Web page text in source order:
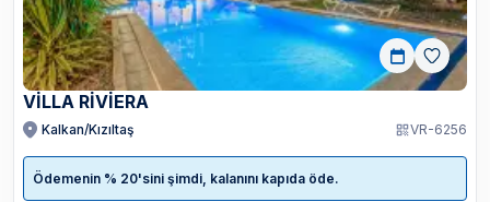
VİLLA RİVİERA
Kalkan/Kızıltaş VR-6256
Ödemenin % 20'sini şimdi, kalanını kapıda öde.